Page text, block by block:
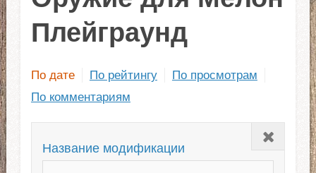
Плейграунд
По дате По рейтингу
По просмотрам
По комментариям
Закрыть
Название модификации